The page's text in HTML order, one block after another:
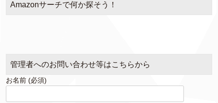
Amazonサーチで何か探そう！
管理者へのお問い合わせ等はこちらから
お名前 (必須)